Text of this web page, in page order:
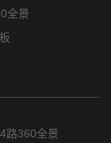
全景
路360全景